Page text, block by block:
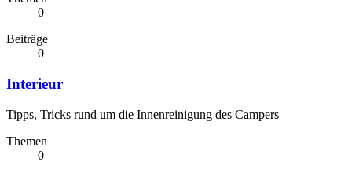
0
Beiträge
0
Interieur
Tipps, Tricks rund um die Innenreinigung des Campers
Themen
0